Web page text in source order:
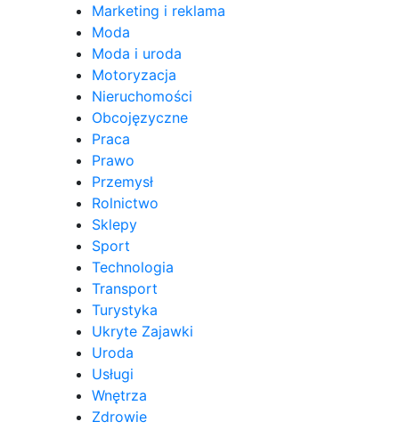
Marketing i reklama
Moda
Moda i uroda
Motoryzacja
Nieruchomości
Obcojęzyczne
Praca
Prawo
Przemysł
Rolnictwo
Sklepy
Sport
Technologia
Transport
Turystyka
Ukryte Zajawki
Uroda
Usługi
Wnętrza
Zdrowie